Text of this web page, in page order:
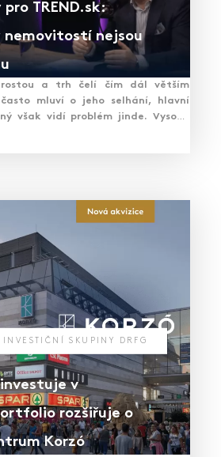
TREND.sk:
nemovitostí nejsou
rostou a trh čelí čím dál větším
mluví o jeho selhání, hlavní
však vidí problém jinde. Vysoké
SKUPINY DRFG
investuje v
rozšiřuje o
Korzó